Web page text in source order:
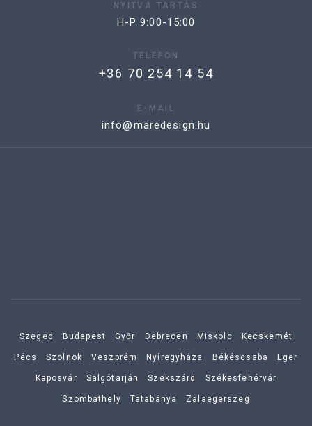
NYITVA TARTÁS
H-P 9:00-15:00
TELEFON
+36 70 254 14 54
E-MAIL
info@maredesign.hu
Szeged Budapest Győr Debrecen Miskolc Kecskemét
Pécs Szolnok Veszprém Nyíregyháza Békéscsaba Eger
Kaposvár Salgótarján Szekszárd Székesfehérvár
Szombathely Tatabánya Zalaegerszeg